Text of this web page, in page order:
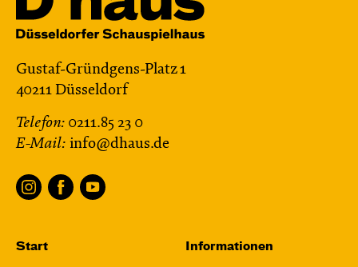
und Anne-Kathrin Behl
Choreografie: Barbara Fuchs
Central 2
Relaxed Performance
Karten
Gustaf-Gründgens-Platz 1
40211 Düsseldorf
Telefon: 0211.85 23 0
E-Mail: info@dhaus.de
Start Informationen